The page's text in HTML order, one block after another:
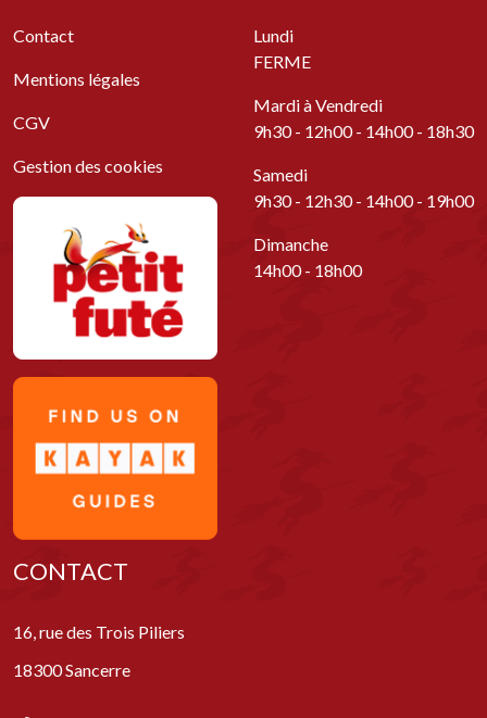
Contact
Mentions légales
CGV
Gestion des cookies
Lundi
FERME
Mardi à Vendredi
9h30 - 12h00 - 14h00 - 18h30
Samedi
9h30 - 12h30 - 14h00 - 19h00
Dimanche
14h00 - 18h00
CONTACT
16, rue des Trois Piliers
18300 Sancerre